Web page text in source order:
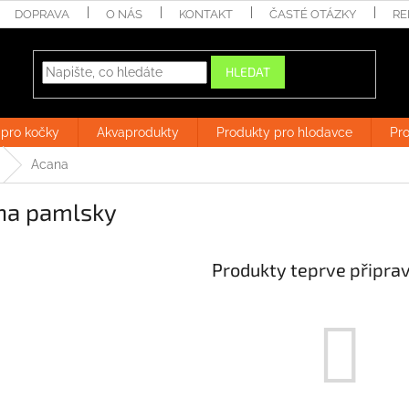
DOPRAVA O NÁS KONTAKT ČASTÉ OTÁZKY
HLEDAT
kočky Akvaprodukty Produkty pro hlodavce
Acana
pamlsky
Produkty teprve